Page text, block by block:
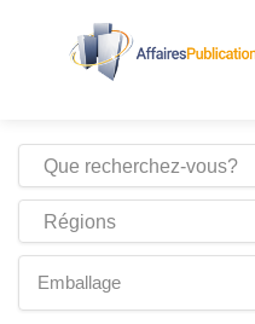
Emballage